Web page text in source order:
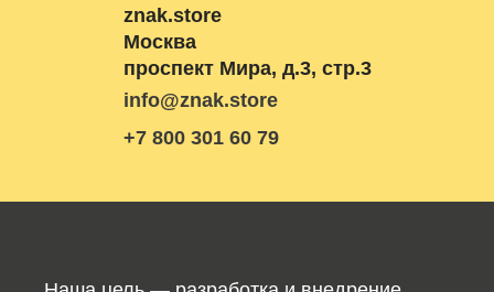
znak.store
Москва
проспект Мира, д.3, стр.3
info@znak.store
+7 800 301 60 79